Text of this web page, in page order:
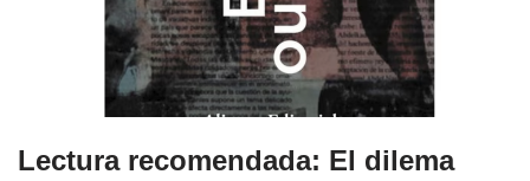
Lectura recomendada: El dilema